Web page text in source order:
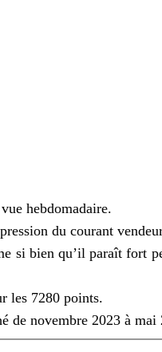
hebdomadaire.
du courant
si bien qu’il paraît fort
les 7280 points.
de novembre 2023 à mai